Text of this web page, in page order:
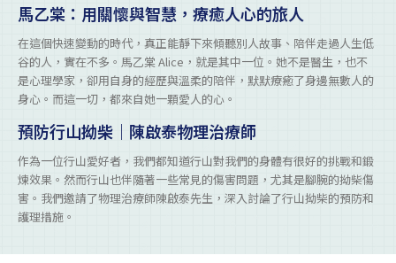
馬乙棠：用關懷與智慧，療癒人心的旅人
在這個快速變動的時代，真正能靜下來傾聽別人故事、陪伴走過人生低
谷的人，實在不多。馬乙棠 Alice，就是其中一位。她不是醫生，也不
是心理學家，卻用自身的經歷與溫柔的陪伴，默默療癒了身邊無數人的
身心。而這一切，都來自她一顆愛人的心。
預防行山拗柴｜陳啟泰物理治療師
作為一位行山愛好者，我們都知道行山對我們的身體有很好的挑戰和鍛
煉效果。然而行山也伴隨著一些常見的傷害問題，尤其是腳腕的拗柴傷
害。我們邀請了物理治療師陳啟泰先生，深入討論了行山拗柴的預防和
護理措施。